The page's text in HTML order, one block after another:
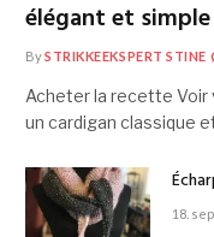
élégant et simple
BySTRIKKEEKSPERT STINE
Acheter la recette Voir
un cardigan classique
18.